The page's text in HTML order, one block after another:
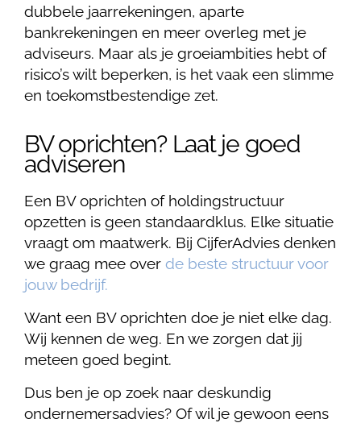
dubbele jaarrekeningen, aparte
bankrekeningen en meer overleg met je
adviseurs. Maar als je groeiambities hebt of
risico’s wilt beperken, is het vaak een slimme
en toekomstbestendige zet.
BV oprichten? Laat je goed
adviseren
Een BV oprichten of holdingstructuur
opzetten is geen standaardklus. Elke situatie
vraagt om maatwerk. Bij CijferAdvies denken
we graag mee over de beste structuur voor
jouw bedrijf.
Want een BV oprichten doe je niet elke dag.
Wij kennen de weg. En we zorgen dat jij
meteen goed begint.
Dus ben je op zoek naar deskundig
ondernemersadvies? Of wil je gewoon eens